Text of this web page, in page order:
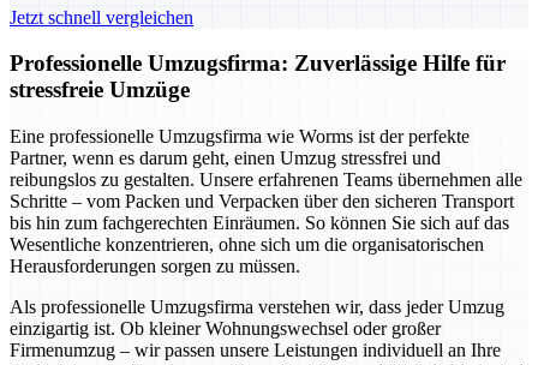
Jetzt schnell vergleichen
Professionelle Umzugsfirma: Zuverlässige Hilfe für
stressfreie Umzüge
Eine professionelle Umzugsfirma wie Worms ist der perfekte
Partner, wenn es darum geht, einen Umzug stressfrei und
reibungslos zu gestalten. Unsere erfahrenen Teams übernehmen alle
Schritte – vom Packen und Verpacken über den sicheren Transport
bis hin zum fachgerechten Einräumen. So können Sie sich auf das
Wesentliche konzentrieren, ohne sich um die organisatorischen
Herausforderungen sorgen zu müssen.
Als professionelle Umzugsfirma verstehen wir, dass jeder Umzug
einzigartig ist. Ob kleiner Wohnungswechsel oder großer
Firmenumzug – wir passen unsere Leistungen individuell an Ihre